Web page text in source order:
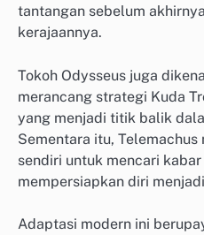
tantangan sebelum
kerajaannya.
Tokoh Odysseus juga
merancang strategi Kuda
yang menjadi titik balik
Sementara itu,
sendiri untuk mencari
mempersiapkan diri
Adaptasi modern ini